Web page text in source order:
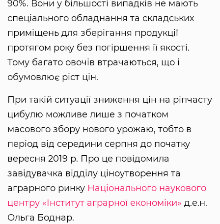
90%. Вони у більшості випадків не мають
спеціального обладнання та складських
приміщень для зберігання продукції
протягом року без погіршення її якості.
Тому багато овочів втрачаються, що і
обумовлює ріст цін.
При такій ситуації зниження цін на ріпчасту
цибулю можливе лише з початком
масового збору нового урожаю, тобто в
період від середини серпня до початку
вересня 2019 р. Про це повідомила
завідувачка відділу ціноутворення та
аграрного ринку Національного наукового
центру «Інститут аграрної економіки» д.е.н.
Ольга Боднар.